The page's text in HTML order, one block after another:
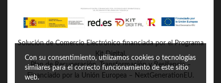
Con su consentimiento, utilizamos cookies o tecnologías
similares para el correcto funcionamiento de este sitio
web.
Solución de Comercio Electrónico financiada por el Programa
Kit Digital.
Plan de Recuperación, Transformación y Resiliencia –
Financiado por la Unión Europea – NextGenerationEU.